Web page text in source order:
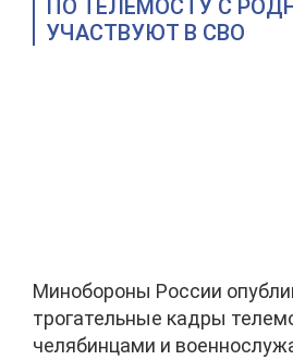
ПО ТЕЛЕМОСТУ С
УЧАСТВУЮТ В СВО
Минобороны России
трогательные кадры
челябинцами и